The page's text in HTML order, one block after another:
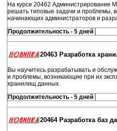
На курсе 20462 Администрирование
решать типовые задачи и проблемы,
начинающих администраторов и
Продолжительность - 5 дней
20463 Разработка
Вы научитесь разрабатывать и
и проблемы, возникающие при их
хранилищ данных.
Продолжительность - 5 дней
20464 Разработка баз